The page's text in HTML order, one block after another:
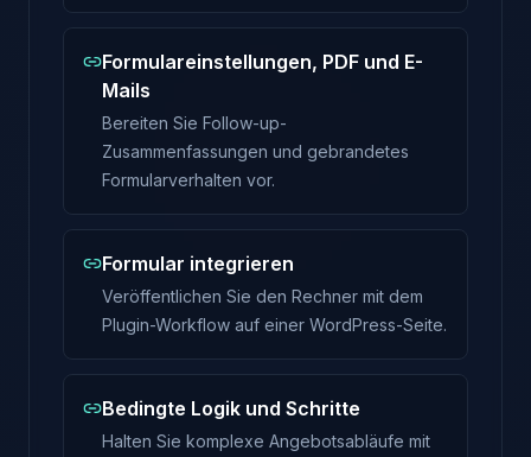
Formulareinstellungen, PDF und E-
Mails
Bereiten Sie Follow-up-
Zusammenfassungen und gebrandetes
Formularverhalten vor.
Formular integrieren
Veröffentlichen Sie den Rechner mit dem
Plugin-Workflow auf einer WordPress-Seite.
Bedingte Logik und Schritte
Halten Sie komplexe Angebotsabläufe mit